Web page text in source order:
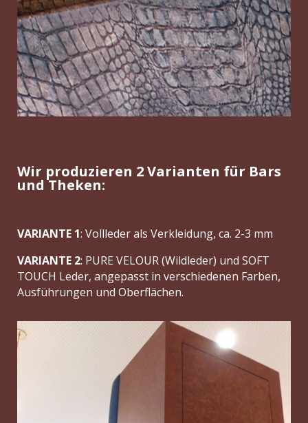
Wir produzieren 2 Varianten für Bars
und Theken:
VARIANTE 1: Vollleder als Verkleidung, ca. 2-3 mm
VARIANTE 2: PURE VELOUR (Wildleder) und SOFT
TOUCH Leder, angepasst in verschiedenen Farben,
Ausführungen und Oberflächen.